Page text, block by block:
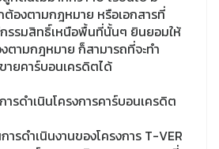
องตามกฎหมาย หรือเอกสารที่
รรมสิทธิ์เหนือพื้นที่นั้นๆ ยินยอมให้
ตามกฎหมาย ก็สามารถที่จะทำ
ายคาร์บอนเครดิตได้
รดำเนินโครงการคาร์บอนเครดิต
การดำเนินงานของโครงการ T-VER